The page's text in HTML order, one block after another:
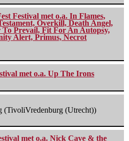
Festival met o.a. In Flames,
Overkill, Death Angel,
To Prevail, Fit For An Autopsy,
Alert, Primus, Necrot
met o.a. Up The Irons
(TivoliVredenburg (Utrecht))
met o.a. Nick Cave & the